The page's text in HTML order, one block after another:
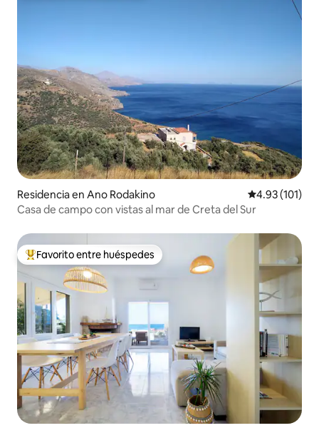
Residencia en Ano Rodakino Calificación
4.93 (101)
Casa de campo con vistas al mar de Creta del Sur
De los mejores en Favorito entre huéspedes
Favorito entre huéspedes